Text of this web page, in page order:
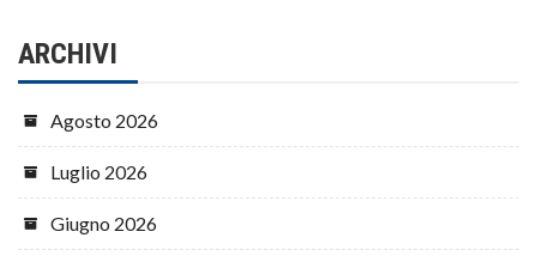
ARCHIVI
Agosto 2026
Luglio 2026
Giugno 2026